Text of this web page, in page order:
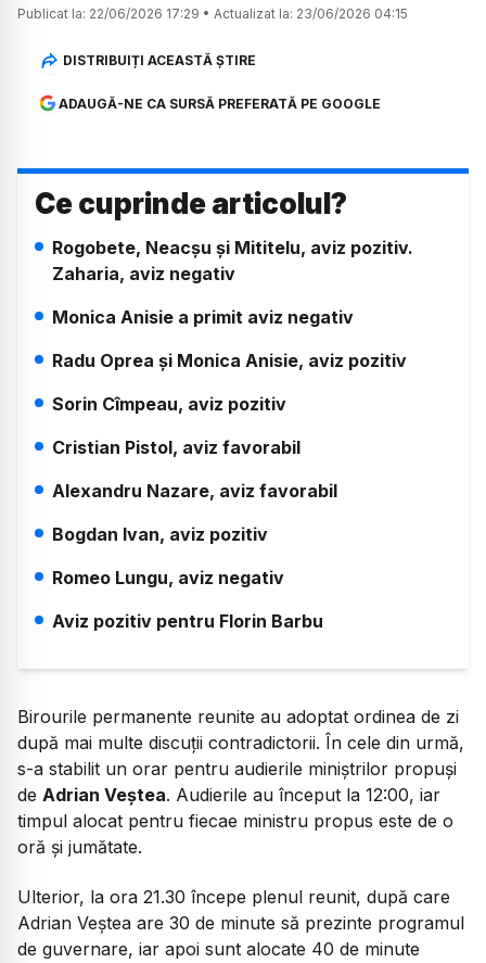
Publicat la: 22/06/2026 17:29 • Actualizat la: 23/06/2026 04:15
DISTRIBUIȚI ACEASTĂ ȘTIRE
ADAUGĂ-NE CA SURSĂ PREFERATĂ PE GOOGLE
Ce cuprinde articolul?
Rogobete, Neacșu și Mititelu, aviz pozitiv.
Zaharia, aviz negativ
Monica Anisie a primit aviz negativ
Radu Oprea și Monica Anisie, aviz pozitiv
Sorin Cîmpeau, aviz pozitiv
Cristian Pistol, aviz favorabil
Alexandru Nazare, aviz favorabil
Bogdan Ivan, aviz pozitiv
Romeo Lungu, aviz negativ
Aviz pozitiv pentru Florin Barbu
Birourile permanente reunite au adoptat ordinea de zi
după mai multe discuții contradictorii. În cele din urmă,
s-a stabilit un orar pentru audierile miniștrilor propuși
de Adrian Veștea. Audierile au început la 12:00, iar
timpul alocat pentru fiecae ministru propus este de o
oră și jumătate.
Ulterior, la ora 21.30 începe plenul reunit, după care
Adrian Veștea are 30 de minute să prezinte programul
de guvernare, iar apoi sunt alocate 40 de minute